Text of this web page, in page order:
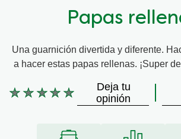
Papas
Una guarnición divertida y diferente.
a hacer estas papas rellenas. ¡Super
No
Deja tu
opinión